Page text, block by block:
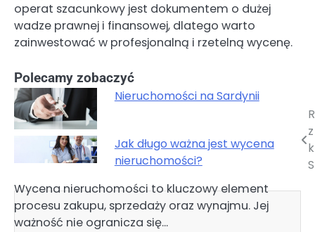
operat szacunkowy jest dokumentem o dużej
wadze prawnej i finansowej, dlatego warto
zainwestować w profesjonalną i rzetelną wycenę.
Polecamy zobaczyć
Nieruchomości na Sardynii
Jak długo ważna jest wycena
nieruchomości?
Wycena nieruchomości to kluczowy element
procesu zakupu, sprzedaży oraz wynajmu. Jej
ważność nie ogranicza się…
Nawigacja
wpisu
z